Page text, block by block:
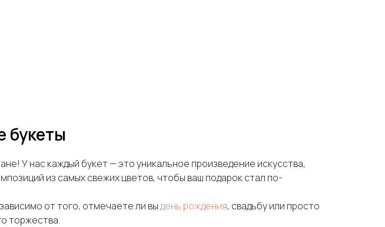
букеты
У нас каждый букет — это уникальное произведение искусства,
из самых свежих цветов, чтобы ваш подарок стал по-
от того, отмечаете ли выдень рождения, свадьбу или просто
торжества.